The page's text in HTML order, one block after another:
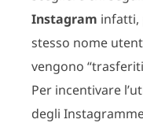
Instagram infatti,
stesso nome
vengono
Per incentivare
degli